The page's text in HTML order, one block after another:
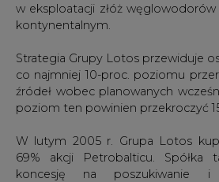
w eksploatacji złóż
kontynentalnym.
Strategia Grupy Lotos przewiduje
co najmniej 10-proc. poziomu
źródeł wobec planowanych
poziom ten powinien przekroczyć
W lutym 2005 r. Grupa Lotos
69% akcji Petrobalticu. Spółka
koncesję na poszukiwanie i